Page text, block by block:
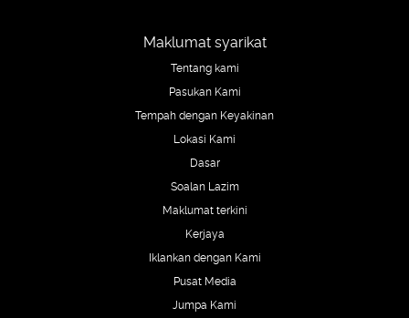
Maklumat syarikat
Tentang kami
Pasukan Kami
Tempah dengan Keyakinan
Lokasi Kami
Dasar
Soalan Lazim
Maklumat terkini
Kerjaya
Iklankan dengan Kami
Pusat Media
Jumpa Kami